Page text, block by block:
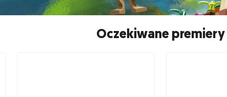
Oczekiwane premiery